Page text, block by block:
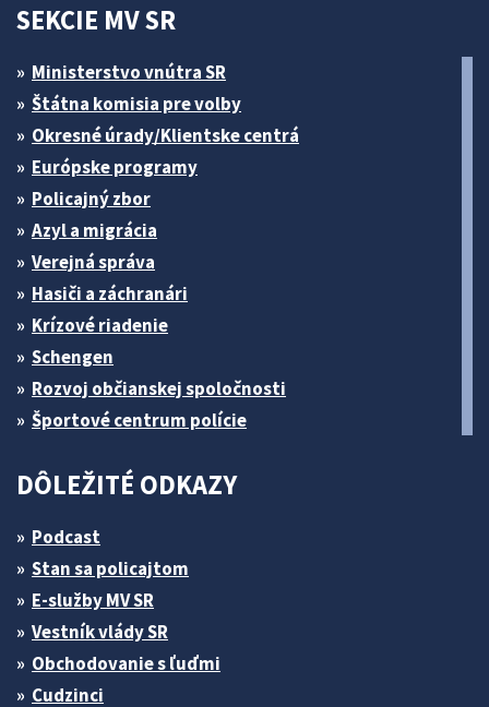
SEKCIE MV SR
Ministerstvo vnútra SR
Štátna komisia pre volby
Okresné úrady/Klientske centrá
Európske programy
Policajný zbor
Azyl a migrácia
Verejná správa
Hasiči a záchranári
Krízové riadenie
Schengen
Rozvoj občianskej spoločnosti
Športové centrum polície
DÔLEŽITÉ ODKAZY
Podcast
Stan sa policajtom
E-služby MV SR
Vestník vlády SR
Obchodovanie s ľuďmi
Cudzinci